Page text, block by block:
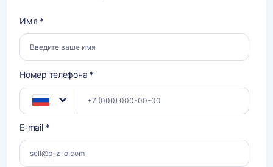
Имя *
Номер телефона *
E-mail *